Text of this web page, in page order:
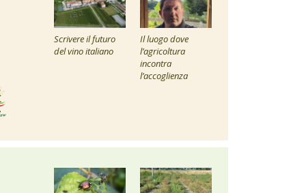
Scrivere il futuro
del vino italiano
Il luogo dove
l’agricoltura
incontra
l’accoglienza